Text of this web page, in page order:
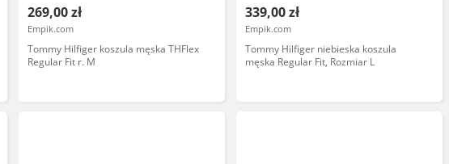
269,00 zł
Empik.com
Tommy Hilfiger koszula męska THFlex
Regular Fit r. M
339,00 zł
Empik.com
Tommy Hilfiger niebieska koszula
męska Regular Fit, Rozmiar L